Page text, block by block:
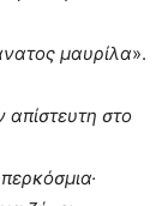
μαυρίλα».
απίστευτη στο